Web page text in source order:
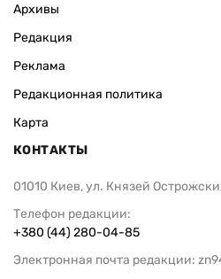
Архивы
Редакция
Реклама
Редакционная политика
Карта
КОНТАКТЫ
01010 Киев, ул. Князей
Телефон редакции:
+380 (44) 280-04-85
Электронная почта редакции: